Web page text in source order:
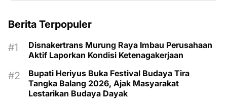
Berita Terpopuler
Disnakertrans Murung Raya Imbau Perusahaan
Aktif Laporkan Kondisi Ketenagakerjaan
Bupati Heriyus Buka Festival Budaya Tira
Tangka Balang 2026, Ajak Masyarakat
Lestarikan Budaya Dayak